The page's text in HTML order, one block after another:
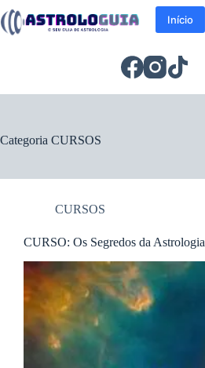
Pular
para
o
Início
Categoria CURSOS
CURSOS
CURSO: Os Segredos da Astrologia